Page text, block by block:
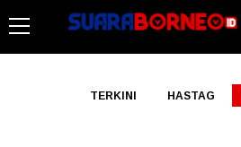
TERKINI HASTAG